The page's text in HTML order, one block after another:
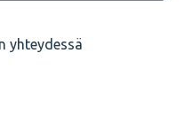
yhteydessä